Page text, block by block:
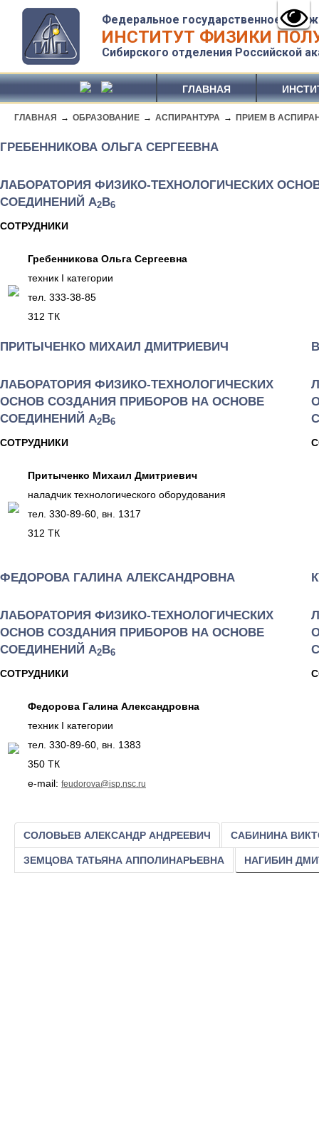
Федеральное государственное
ИНСТИТУТ ФИЗИКИ
Сибирского отделения Российской
ГЛАВНАЯ
ГЛАВНАЯ → ОБРАЗОВАНИЕ → АСПИРАНТУРА → ПРИЕМ В
ГРЕБЕННИКОВА ОЛЬГА СЕРГЕЕВНА
ЛАБОРАТОРИЯ ФИЗИКО-ТЕХНОЛОГИЧЕСКИХ
СОЕДИНЕНИЙ А2В6
СОТРУДНИКИ
Гребенникова Ольга Сергеевна
техник I категории
тел. 333-38-85
312 ТК
ПРИТЫЧЕНКО МИХАИЛ ДМИТРИЕВИЧ
ЛАБОРАТОРИЯ ФИЗИКО-ТЕХНОЛОГИЧЕСКИХ
ОСНОВ СОЗДАНИЯ ПРИБОРОВ НА ОСНОВЕ
СОЕДИНЕНИЙ А2В6
СОТРУДНИКИ
Притыченко Михаил Дмитриевич
наладчик технологического оборудования
тел. 330-89-60, вн. 1317
312 ТК
ФЕДОРОВА ГАЛИНА АЛЕКСАНДРОВНА
ЛАБОРАТОРИЯ ФИЗИКО-ТЕХНОЛОГИЧЕСКИХ
ОСНОВ СОЗДАНИЯ ПРИБОРОВ НА ОСНОВЕ
СОЕДИНЕНИЙ А2В6
СОТРУДНИКИ
Федорова Галина Александровна
техник I категории
тел. 330-89-60, вн. 1383
350 ТК
e-mail: feudorova@isp.nsc.ru
СОЛОВЬЕВ АЛЕКСАНДР АНДРЕЕВИЧ САБИНИНА
ЗЕМЦОВА ТАТЬЯНА АППОЛИНАРЬЕВНА НАГИБИН